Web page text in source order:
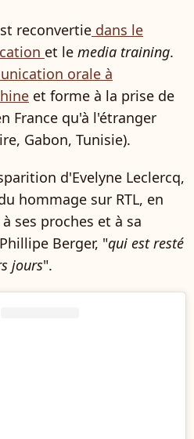
reconvertie dans le
et le media training.
orale à
et forme à la prise de
France qu'à l'étranger
Gabon, Tunisie).
d'Evelyne Leclercq,
hommage sur RTL, en
ses proches et à sa
Berger, "qui est resté
jours".